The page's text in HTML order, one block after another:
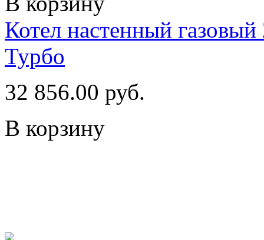
Котел настенный
Турбо
32 856.00 руб.
В корзину